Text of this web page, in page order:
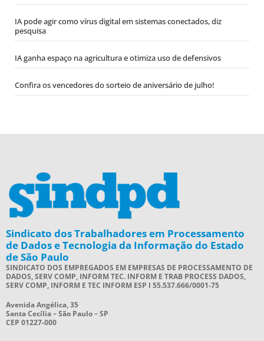
IA pode agir como vírus digital em sistemas conectados, diz
pesquisa
IA ganha espaço na agricultura e otimiza uso de defensivos
Confira os vencedores do sorteio de aniversário de julho!
Sindicato dos Trabalhadores em Processamento
de Dados e Tecnologia da Informação do Estado
de São Paulo
SINDICATO DOS EMPREGADOS EM EMPRESAS DE PROCESSAMENTO DE
DADOS, SERV COMP, INFORM TEC. INFORM E TRAB PROCESS DADOS,
SERV COMP, INFORM E TEC INFORM ESP I 55.537.666/0001-75
Avenida Angélica, 35
Santa Cecília – São Paulo – SP
CEP 01227-000